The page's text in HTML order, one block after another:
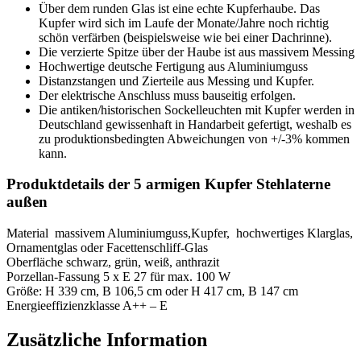
Über dem runden Glas ist eine echte Kupferhaube. Das
Kupfer wird sich im Laufe der Monate/Jahre noch richtig
schön verfärben (beispielsweise wie bei einer Dachrinne).
Die verzierte Spitze über der Haube ist aus massivem Messing
Hochwertige deutsche Fertigung aus Aluminiumguss
Distanzstangen und Zierteile aus Messing und Kupfer.
Der elektrische Anschluss muss bauseitig erfolgen.
Die antiken/historischen Sockelleuchten mit Kupfer werden in
Deutschland gewissenhaft in Handarbeit gefertigt, weshalb es
zu produktionsbedingten Abweichungen von +/-3% kommen
kann.
Produktdetails der 5 armigen Kupfer Stehlaterne
außen
Material massivem Aluminiumguss,Kupfer, hochwertiges Klarglas,
Ornamentglas oder Facettenschliff-Glas
Oberfläche schwarz, grün, weiß, anthrazit
Porzellan-Fassung 5 x E 27 für max. 100 W
Größe: H 339 cm, B 106,5 cm oder H 417 cm, B 147 cm
Energieeffizienzklasse A++ – E
Zusätzliche Information